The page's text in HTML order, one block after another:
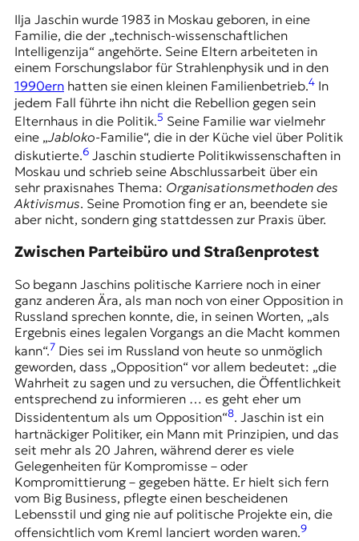
k
o
m
p
e
t
e
n
z
u
O
s
t
e
u
r
o
p
a
Ilja Jaschin wurde 1983 in Moskau geboren, in eine
Familie, die der „technisch-wissenschaftlichen
Intelligenzija“ angehörte. Seine Eltern arbeiteten in
einem Forschungslabor für Strahlenphysik und in den
1990ernhatten sie einen kleinen Familienbetrieb.4In
jedem Fall führte ihn nicht die Rebellion gegen sein
Elternhaus in die Politik.5 Seine Familie war vielmehr
eine „Jabloko-Familie“, die in der Kücheviel über Politik
diskutierte.6Jaschin studierte Politikwissenschaften in
Moskau und schrieb seine Abschlussarbeit über ein
sehr praxisnahes Thema: Organisationsmethoden des
Aktivismus. Seine Promotion fing er an, beendete sie
aber nicht, sondern ging stattdessen zur Praxis über.
Zwischen Parteibüro und Straßenprotest
So begann Jaschins politische Karriere noch in einer
ganz anderen Ära, als man noch von einer Opposition in
Russland sprechen konnte, die, in seinen Worten, „als
Ergebnis eines legalen Vorgangs an die Macht kommen
kann“.7 Dies sei im Russland von heute so unmöglich
geworden, dass „Opposition“ vor allem bedeutet: „die
Wahrheit zu sagen und zu versuchen, die Öffentlichkeit
entsprechend zu informieren … es geht eher um
Dissidententum als um Opposition“8. Jaschin ist ein
hartnäckiger Politiker, ein Mann mit Prinzipien, und das
seit mehr als 20 Jahren, während derer es viele
Gelegenheiten für Kompromisse – oder
Kompromittierung – gegeben hätte. Er hielt sich fern
vom Big Business, pflegte einen bescheidenen
Lebensstil und ging nie auf politische Projekte ein, die
offensichtlich vom Kreml lanciert worden waren.9